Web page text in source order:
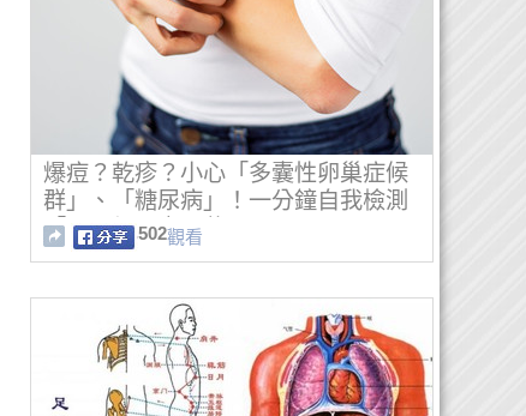
爆痘？乾疹？小心「多囊性卵巢症候
群」、「糖尿病」！一分鐘自我檢測
「八」個肌膚異狀
502觀看